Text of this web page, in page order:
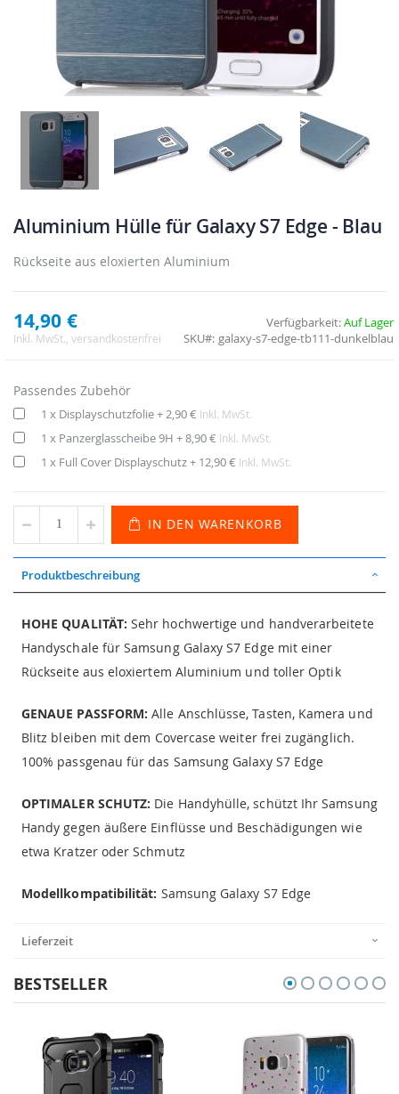
Aluminium Hülle für Galaxy S7 Edge - Blau
Rückseite aus eloxierten Aluminium
14,90 €
Inkl. MwSt. , versandkostenfrei
Verfügbarkeit:Auf Lager
SKU
galaxy-s7-edge-tb111-dunkelblau
Passendes Zubehör
1 x Displayschutzfolie+ 2,90 € Inkl. MwSt.
1 x Panzerglasscheibe 9H +8,90 € Inkl. MwSt.
1 x Full Cover Displayschutz+ 12,90 € Inkl. MwSt.
IN DEN WARENKORB
Produktbeschreibung
HOHE QUALITÄT: Sehr hochwertige und handverarbeitete
Handyschale für Samsung Galaxy S7 Edge mit einer
Rückseite aus eloxiertem Aluminium und toller Optik
GENAUE PASSFORM: Alle Anschlüsse, Tasten, Kamera und
Blitz bleiben mit dem Covercase weiter frei zugänglich.
100% passgenau für das Samsung Galaxy S7 Edge
OPTIMALER SCHUTZ: Die Handyhülle, schützt Ihr Samsung
Handy gegen äußere Einflüsse und Beschädigungen wie
etwa Kratzer oder Schmutz
Modellkompatibilität: Samsung Galaxy S7 Edge
Lieferzeit
BESTSELLER